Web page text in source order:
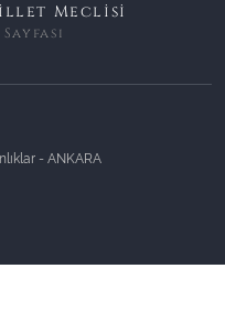
Meclisi
- ANKARA